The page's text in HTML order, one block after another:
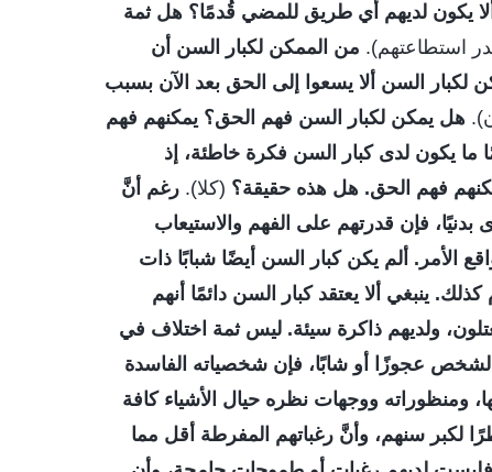
يكون لديهم أي طريق للمضي قُدمًا؟ هل ثمة
استطاعتهم). من الممكن لكبار السن أن
لكبار السن ألا يسعوا إلى الحق بعد الآن بسبب
هل يمكن لكبار السن فهم الحق؟ يمكنهم فهم
يكون لدى كبار السن فكرة خاطئة، إذ
فهم الحق. هل هذه حقيقة؟ (كلا). رغم أنَّ
فإن قدرتهم على الفهم والاستيعاب
الأمر. ألم يكن كبار السن أيضًا شبابًا ذات
ينبغي ألا يعتقد كبار السن دائمًا أنهم
ولديهم ذاكرة سيئة. ليس ثمة اختلاف في
عجوزًا أو شابًا، فإن شخصياته الفاسدة
ومنظوراته ووجهات نظره حيال الأشياء كافة
لكبر سنهم، وأنَّ رغباتهم المفرطة أقل مما